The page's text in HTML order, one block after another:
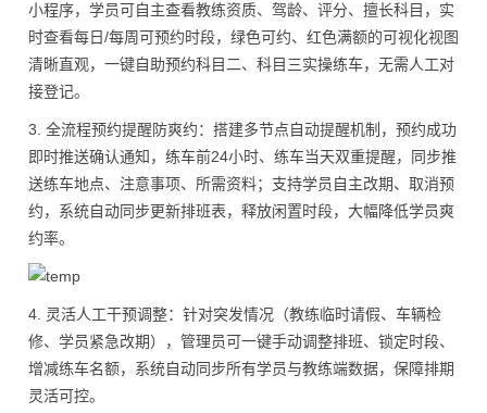
小程序，学员可自主查看教练资质、驾龄、评分、擅长科目，实
时查看每日/每周可预约时段，绿色可约、红色满额的可视化视图
清晰直观，一键自助预约科目二、科目三实操练车，无需人工对
接登记。
3. 全流程预约提醒防爽约：搭建多节点自动提醒机制，预约成功
即时推送确认通知，练车前24小时、练车当天双重提醒，同步推
送练车地点、注意事项、所需资料；支持学员自主改期、取消预
约，系统自动同步更新排班表，释放闲置时段，大幅降低学员爽
约率。
4. 灵活人工干预调整：针对突发情况（教练临时请假、车辆检
修、学员紧急改期），管理员可一键手动调整排班、锁定时段、
增减练车名额，系统自动同步所有学员与教练端数据，保障排期
灵活可控。